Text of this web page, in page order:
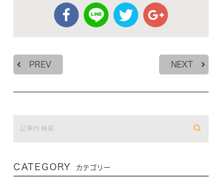
PREV NEXT
CATEGORY カテゴリー